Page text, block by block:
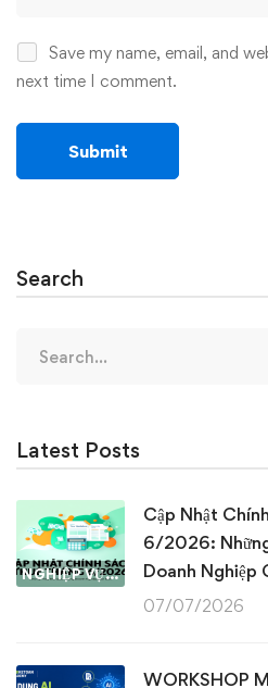
Save my name, email, and
next time I comment.
Search
for:
Latest Posts
NGHIỆP VỤ KẾ TOÁN & THUẾ
Cập Nhật
6/2026:
Doanh Nghiệp
07/07/2026
WORKSHOP